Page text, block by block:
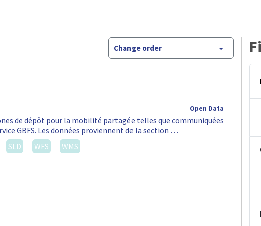
Change order
Open Data
de dépôt pour la mobilité partagée telles que communiquées
GBFS. Les données proviennent de la section …
SLD WFS WMS